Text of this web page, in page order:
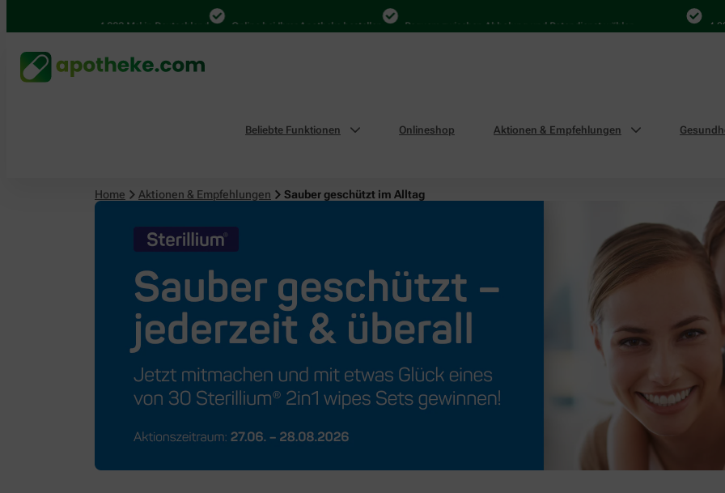
4.000 Mal in Deutschland Online bei Ihrer Apotheke bestellen Bequem zwischen Abholung und Botendienst wählen 4.000
Beliebte Funktionen Onlineshop Aktionen & Empfehlungen
Home Aktionen & Empfehlungen Sauber geschützt im Alltag